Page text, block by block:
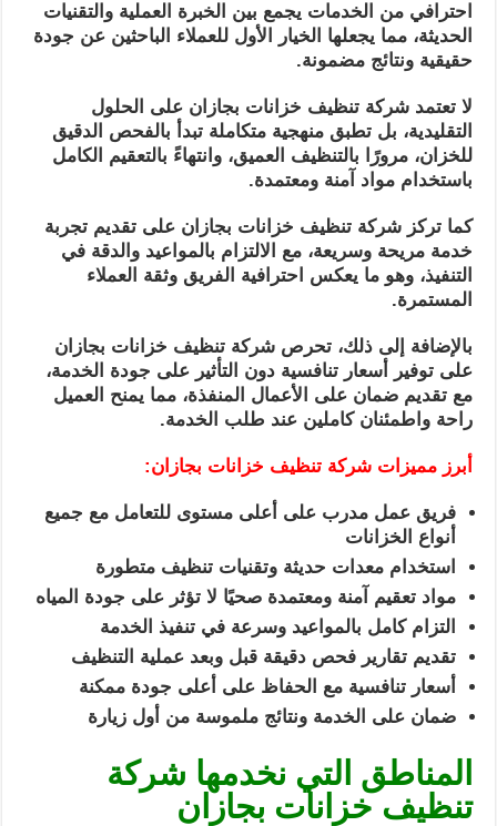
احترافي من الخدمات يجمع بين الخبرة العملية والتقنيات
الحديثة، مما يجعلها الخيار الأول للعملاء الباحثين عن جودة
حقيقية ونتائج مضمونة.
لا تعتمد شركة تنظيف خزانات بجازان على الحلول
التقليدية، بل تطبق منهجية متكاملة تبدأ بالفحص الدقيق
للخزان، مرورًا بالتنظيف العميق، وانتهاءً بالتعقيم الكامل
باستخدام مواد آمنة ومعتمدة.
كما تركز شركة تنظيف خزانات بجازان على تقديم تجربة
خدمة مريحة وسريعة، مع الالتزام بالمواعيد والدقة في
التنفيذ، وهو ما يعكس احترافية الفريق وثقة العملاء
المستمرة.
بالإضافة إلى ذلك، تحرص شركة تنظيف خزانات بجازان
على توفير أسعار تنافسية دون التأثير على جودة الخدمة،
مع تقديم ضمان على الأعمال المنفذة، مما يمنح العميل
راحة واطمئنان كاملين عند طلب الخدمة.
أبرز مميزات شركة تنظيف خزانات بجازان:
فريق عمل مدرب على أعلى مستوى للتعامل مع جميع
أنواع الخزانات
استخدام معدات حديثة وتقنيات تنظيف متطورة
مواد تعقيم آمنة ومعتمدة صحيًا لا تؤثر على جودة المياه
التزام كامل بالمواعيد وسرعة في تنفيذ الخدمة
تقديم تقارير فحص دقيقة قبل وبعد عملية التنظيف
أسعار تنافسية مع الحفاظ على أعلى جودة ممكنة
ضمان على الخدمة ونتائج ملموسة من أول زيارة
المناطق التي نخدمها شركة
تنظيف خزانات بجازان